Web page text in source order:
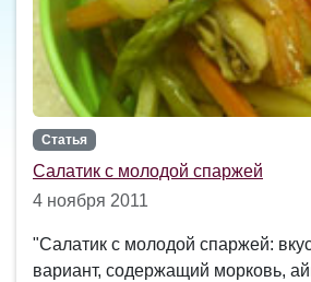
Статья
Салатик с молодой спаржей
4 ноября 2011
"Салатик с молодой спаржей:
вариант, содержащий морковь,